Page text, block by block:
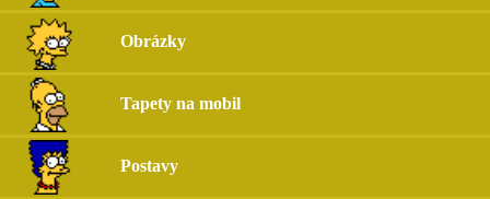
Obrázky
Tapety na mobil
Postavy